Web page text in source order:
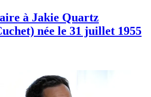
à Jakie Quartz
née le 31 juillet 1955